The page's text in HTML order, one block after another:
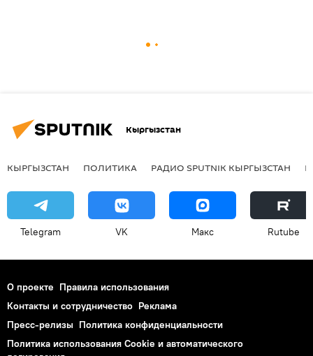
Кыргызстан
КЫРГЫЗСТАН ПОЛИТИКА РАДИО SPUTNIK КЫРГЫЗСТАН
Telegram VK Макс Rutube
О проекте Правила использования
Контакты и сотрудничество Реклама
Пресс-релизы Политика конфиденциальности
Политика использования Cookie и автоматического